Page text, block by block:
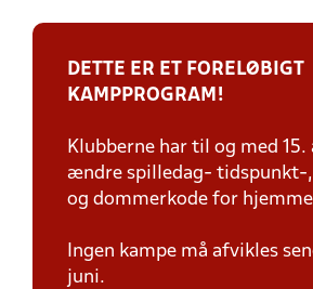
DETTE ER ET FORELØBIGT
KAMPPROGRAM!
Klubberne har til og med
ændre spilledag- tidspunkt-,
og dommerkode for
Ingen kampe må afvikles
juni.